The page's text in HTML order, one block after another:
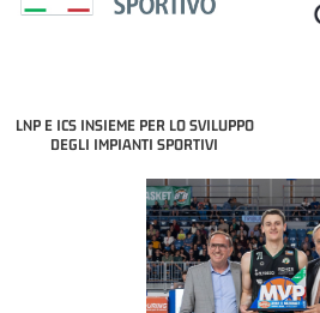
LNP E ICS INSIEME PER LO SVILUPPO
DEGLI IMPIANTI SPORTIVI